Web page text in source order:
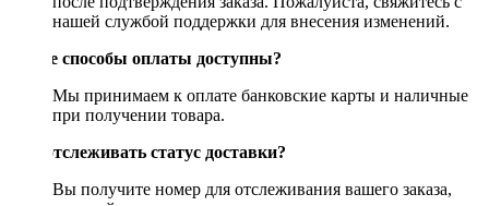
нашей службой поддержки для внесения изменений.
Какие способы оплаты доступны?
Мы принимаем к оплате банковские карты и наличные
при получении товара.
Как отслеживать статус доставки?
Вы получите номер для отслеживания вашего заказа,